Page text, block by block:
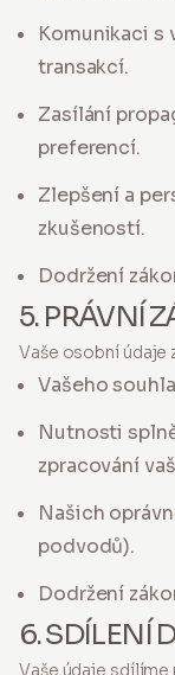
Komunikaci s
transakcí.
Zasílání
preferencí.
Zlepšení a
zkušeností.
Dodržení
5. PRÁVNÍ
Vaše osobní údaje
Vašeho
Nutnosti
zpracování
Našich
podvodů).
Dodržení
6. SDÍLENÍ
Vaše údaje